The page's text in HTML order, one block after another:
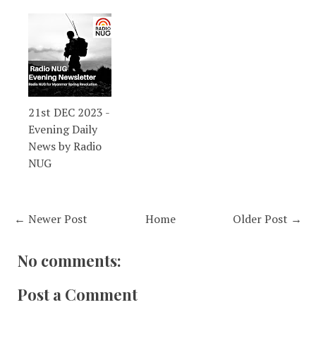
21st DEC 2023 -
Evening Daily
News by Radio
NUG
← Newer Post Older Post →
Home
No comments:
Post a Comment